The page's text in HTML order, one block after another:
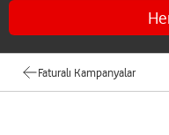
Faturalı Kampanyalar